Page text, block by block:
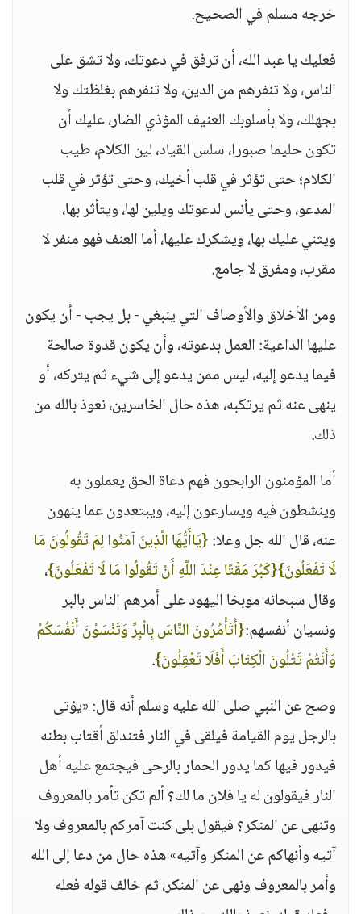
خرجه مسلم في الصحيح.
فعليك يا عبد الله، أن ترفق في دعوتك، ولا تشق على
الناس، ولا تنفرهم من الدين، ولا تنفرهم بغلظتك ولا
بجهلك، ولا بأسلوبك العنيف المؤذي الضار، عليك أن
تكون حليما صبورا، سلس القياد، لين الكلام، طيب
الكلام؛ حتى تؤثر في قلب أخيك، وحتى تؤثر في قلب
المدعو، وحتى يأنس لدعوتك ويلين لها، ويتأثر بها،
ويثني عليك بها، ويشكرك عليها، أما العنف فهو منفر لا
مقرب، ومفرق لا جامع.
ومن الأخلاق والأوصاف التي ينبغي - بل يجب - أن يكون
عليها الداعية: العمل بدعوته، وأن يكون قدوة صالحة
فيما يدعو إليه، ليس ممن يدعو إلى شيء ثم يتركه، أو
ينهى عنه ثم يرتكبه، هذه حال الخاسرين، نعوذ بالله من
ذلك.
أما المؤمنون الرابحون فهم دعاة الحق يعملون به
وينشطون فيه ويسارعون إليه، ويبتعدون عما ينهون
عنه، قال الله جل وعلا:{يَاأَيُّهَا الَّذِينَ آمَنُوا لِمَ تَقُولُونَ مَا
لَا تَفْعَلُونَ}{كَبُرَ مَقْتًا عِنْدَ اللَّهِ أَنْ تَقُولُوا مَا لَا تَفْعَلُونَ}،
وقال سبحانه موبخا اليهود على أمرهم الناس بالبر
ونسيان أنفسهم:{أَتَأْمُرُونَ النَّاسَ بِالْبِرِّ وَتَنْسَوْنَ أَنْفُسَكُمْ
وَأَنْتُمْ تَتْلُونَ الْكِتَابَ أَفَلَا تَعْقِلُونَ}.
وصح عن النبي صلى الله عليه وسلم أنه قال: «يؤتى
بالرجل يوم القيامة فيلقى في النار فتندلق أقتاب بطنه
فيدور فيها كما يدور الحمار بالرحى فيجتمع عليه أهل
النار فيقولون له يا فلان ما لك؟ ألم تكن تأمر بالمعروف
وتنهى عن المنكر؟ فيقول بلى كنت آمركم بالمعروف ولا
آتيه وأنهاكم عن المنكر وآتيه» هذه حال من دعا إلى الله
وأمر بالمعروف ونهى عن المنكر، ثم خالف قوله فعله